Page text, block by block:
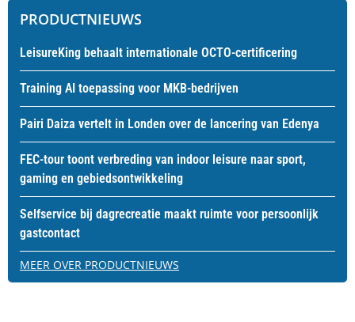
PRODUCTNIEUWS
LeisureKing behaalt internationale OCTO-certificering
Training AI toepassing voor MKB-bedrijven
Pairi Daiza vertelt in Londen over de lancering van Edenya
FEC-tour toont verbreding van indoor leisure naar sport,
gaming en gebiedsontwikkeling
Selfservice bij dagrecreatie maakt ruimte voor persoonlijk
gastcontact
MEER OVER PRODUCTNIEUWS